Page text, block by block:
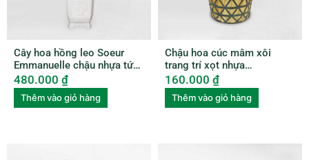
Cây hoa hồng leo Soeur
Emmanuelle chậu nhựa tứ
quý ROSE002
480.000 ₫
Thêm vào giỏ hàng
Chậu hoa cúc mâm xôi
trang trí xọt nhựa
HCMX002
160.000 ₫
Thêm vào giỏ hàng